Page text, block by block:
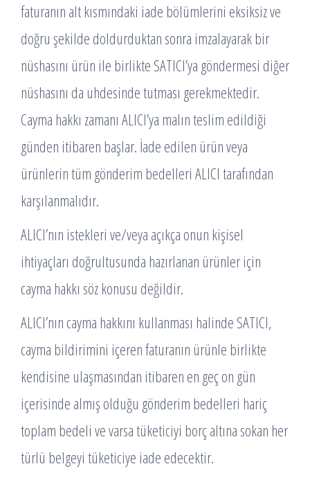
faturanın alt kısmındaki iade bölümlerini eksiksiz ve
doğru şekilde doldurduktan sonra imzalayarak bir
nüshasını ürün ile birlikte SATICI’ya göndermesi diğer
nüshasını da uhdesinde tutması gerekmektedir.
Cayma hakkı zamanı ALICI’ya malın teslim edildiği
günden itibaren başlar. İade edilen ürün veya
ürünlerin tüm gönderim bedelleri ALICI tarafından
karşılanmalıdır.
ALICI’nın istekleri ve/veya açıkça onun kişisel
ihtiyaçları doğrultusunda hazırlanan ürünler için
cayma hakkı söz konusu değildir.
ALICI’nın cayma hakkını kullanması halinde SATICI,
cayma bildirimini içeren faturanın ürünle birlikte
kendisine ulaşmasından itibaren en geç on gün
içerisinde almış olduğu gönderim bedelleri hariç
toplam bedeli ve varsa tüketiciyi borç altına sokan her
türlü belgeyi tüketiciye iade edecektir.